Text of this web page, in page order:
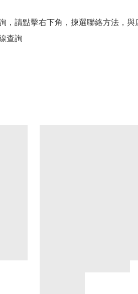
，請點擊右下角，揀選聯絡方法，與
查詢